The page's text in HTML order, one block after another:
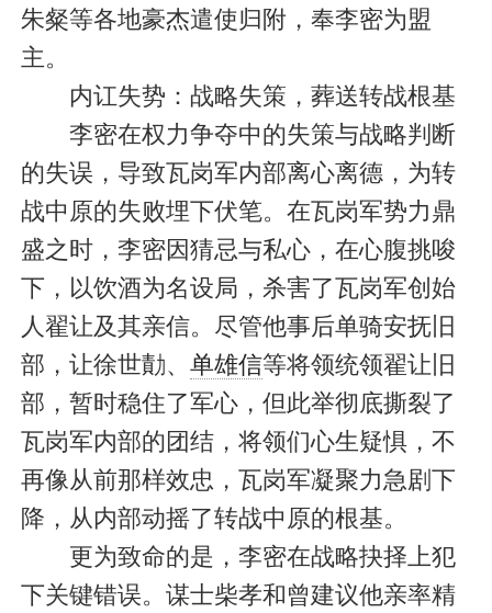
朱粲等各地豪杰遣使归附，奉李密为盟
主。
内讧失势：战略失策，葬送转战根基
李密在权力争夺中的失策与战略判断
的失误，导致瓦岗军内部离心离德，为转
战中原的失败埋下伏笔。在瓦岗军势力鼎
盛之时，李密因猜忌与私心，在心腹挑唆
下，以饮酒为名设局，杀害了瓦岗军创始
人翟让及其亲信。尽管他事后单骑安抚旧
部，让徐世勣、 单雄信等将领统领翟让旧
部，暂时稳住了军心，但此举彻底撕裂了
瓦岗军内部的团结，将领们心生疑惧，不
再像从前那样效忠，瓦岗军凝聚力急剧下
降，从内部动摇了转战中原的根基。
更为致命的是，李密在战略抉择上犯
下关键错误。谋士柴孝和曾建议他亲率精